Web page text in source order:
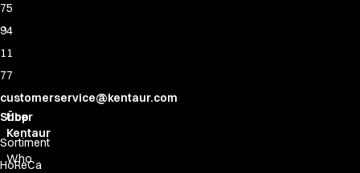
75
94
11
77
customerservice@kentaur.com
Shop
Sortiment
HoReCa
Über
Kentaur
Who